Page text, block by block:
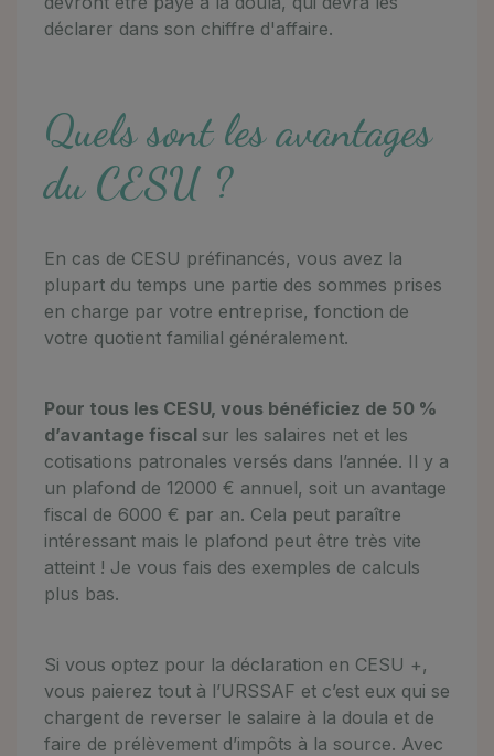
déclarer dans son chiffre d'affaire.
Quels sont les avantages
du CESU ?
En cas de CESU préfinancés, vous avez la
plupart du temps une partie des sommes prises
en charge par votre entreprise, fonction de
votre quotient familial généralement.
Pour tous les CESU, vous bénéficiez de 50 %
d’avantage fiscal sur les salaires net et les
cotisations patronales versés dans l’année. Il y a
un plafond de 12000 € annuel, soit un avantage
fiscal de 6000 € par an. Cela peut paraître
intéressant mais le plafond peut être très vite
atteint ! Je vous fais des exemples de calculs
plus bas.
Si vous optez pour la déclaration en CESU +,
vous paierez tout à l’URSSAF et c’est eux qui se
chargent de reverser le salaire à la doula et de
faire de prélèvement d’impôts à la source. Avec